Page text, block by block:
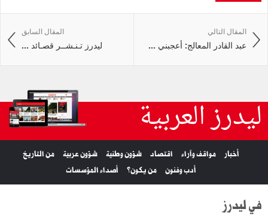
المقال السابق
ليدرز تـنـشــر قصـائد ...
المقال التالي
عبد القادر المعالج: أعجبني ...
ليدرز العربية
أخبار مواقف وآراء اقتصاد شؤون وطنية شؤون عربية
من التاريخ
أدب وفنون
من يكون؟ أصداء المؤسسات
في ليدرز